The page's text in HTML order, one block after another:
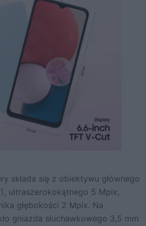
składa się z obiektywu głównego
ultraszerokokątnego 5 Mpix,
głębokości 2 Mpix. Na
gniazda słuchawkowego 3,5 mm